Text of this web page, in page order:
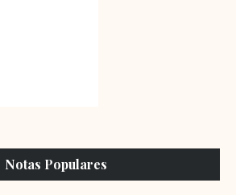
Notas Populares